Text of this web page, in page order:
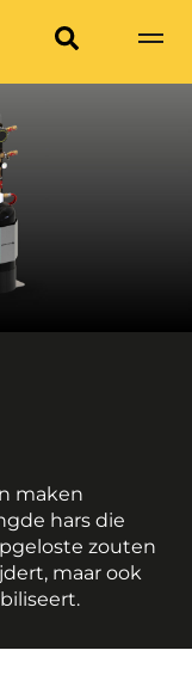
maken
hars die
zouten
maar ook